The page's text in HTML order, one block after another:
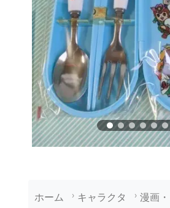
ホーム キャラクタ 漫画